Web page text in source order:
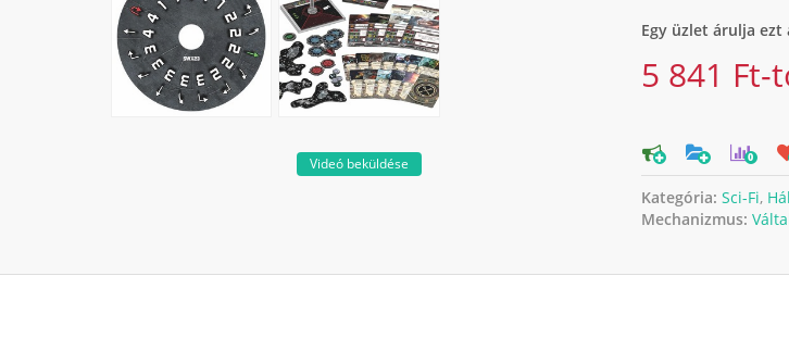
Videó beküldése
Egy üzlet árulja ezt
5 841 Ft-
0
Kategória: Sci-Fi,
Mechanizmus: